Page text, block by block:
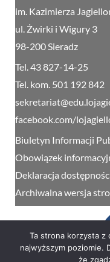
im. Kazimierza
ul. Żwirki i Wigury 3
98-200 Sieradz
Tel. 43 827-14-25
Tel. kom. 501 192 842
facebook.com/
Biuletyn Informacji
Obowiązek
Deklaracja
Archiwalna wersja
Ta strona korzysta z
najwyższym poziomie.
że